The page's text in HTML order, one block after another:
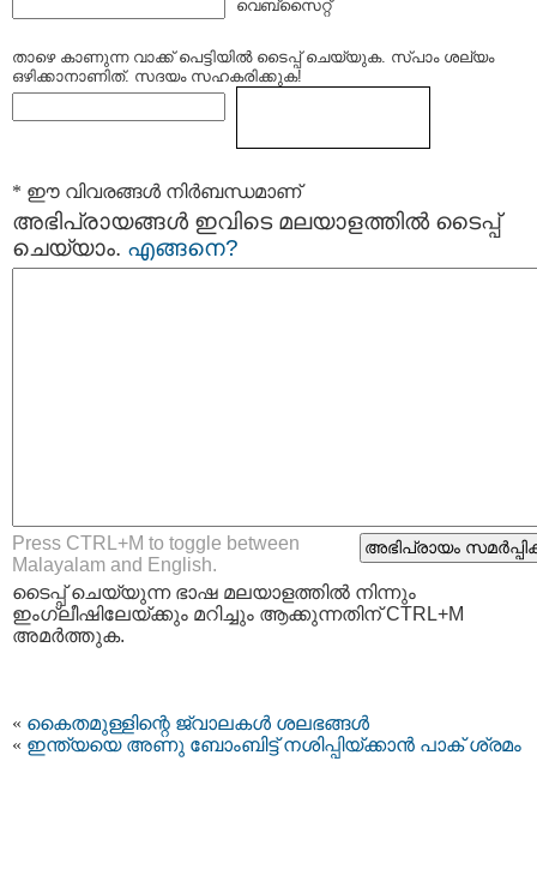
വെബ്സൈറ്റ്
താഴെ കാണുന്ന വാക്ക് പെട്ടിയില്‍ ടൈപ്പ്‌ ചെയ്യുക. സ്പാം ശല്യം
ഒഴിക്കാനാണിത്. സദയം സഹകരിക്കുക!
* ഈ വിവരങ്ങള്‍ നിര്‍ബന്ധമാണ്
അഭിപ്രായങ്ങള്‍ ഇവിടെ മലയാളത്തില്‍ ടൈപ്പ്
ചെയ്യാം. എങ്ങനെ?
Press CTRL+M to toggle between
Malayalam and English.
ടൈപ്പ്‌ ചെയ്യുന്ന ഭാഷ മലയാളത്തില്‍ നിന്നും
ഇംഗ്ലീഷിലേയ്ക്കും മറിച്ചും ആക്കുന്നതിന് CTRL+M
അമര്‍ത്തുക.
« കൈതമുള്ളിന്റെ ജ്വാലകള്‍ ശലഭങ്ങള്‍
« ഇന്ത്യയെ അണു ബോംബിട്ട് നശിപ്പിയ്ക്കാന്‍ പാക് ശ്രമം